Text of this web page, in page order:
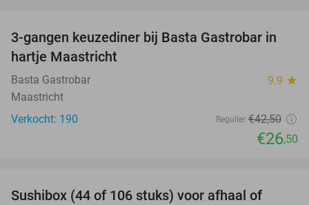
38%
3-gangen keuzediner bij Basta Gastrobar in
hartje Maastricht
Basta Gastrobar 9.9 star
Maastricht
Verkocht: 190
Regulier €42,50
€26,50
Sushibox (44 of 106 stuks) voor afhaal of